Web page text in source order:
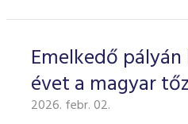
Emelkedő
évet a magyar
2026. febr. 02.